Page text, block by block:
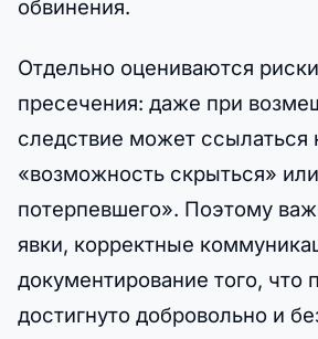
обвинения.
Отдельно оцениваются
пресечения: даже при
следствие может ссылаться
«возможность скрыться»
потерпевшего». Поэтому
явки, корректные
документирование того, что
достигнуто добровольно и